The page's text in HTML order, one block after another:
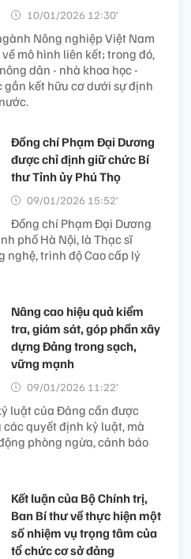
10/01/2026 12:30’
Nông nghiệp Việt Nam
mô hình liên kết; trong đó,
dân - nhà khoa học -
kết hữu cơ dưới sự định
Đồng chí Phạm Đại Dương
được chỉ định giữ chức Bí
thư Tỉnh ủy Phú Thọ
09/01/2026 15:52’
Đồng chí Phạm Đại Dương
phố Hà Nội, là Thạc sĩ
nghệ, trình độ Cao cấp lý
Nâng cao hiệu quả kiểm
tra, giám sát, góp phần xây
dựng Đảng trong sạch,
vững mạnh
09/01/2026 11:22’
luật của Đảng cần được
quyết định kỷ luật, mà
phòng ngừa, cảnh báo
Kết luận của Bộ Chính trị,
Ban Bí thư về thực hiện một
số nhiệm vụ trọng tâm của
tổ chức cơ sở đảng